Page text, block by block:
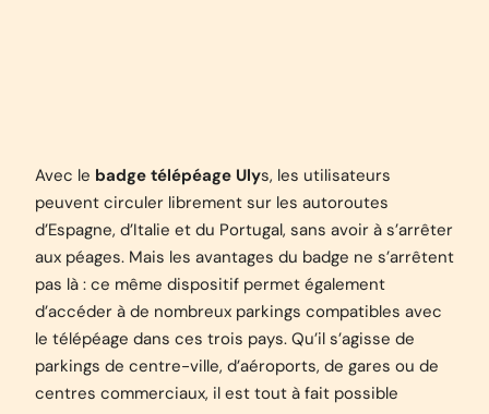
Avec le badge télépéage Ulys, les utilisateurs
peuvent circuler librement sur les autoroutes
d’Espagne, d’Italie et du Portugal, sans avoir à s’arrêter
aux péages. Mais les avantages du badge ne s’arrêtent
pas là : ce même dispositif permet également
d’accéder à de nombreux parkings compatibles avec
le télépéage dans ces trois pays. Qu’il s’agisse de
parkings de centre-ville, d’aéroports, de gares ou de
centres commerciaux, il est tout à fait possible